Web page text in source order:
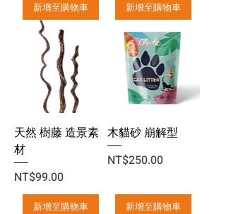
新增至購物車 新增至購物車
天然 樹藤 造景素
材
價格
NT$99.00
新增至購物車
木貓砂 崩解型
價格
NT$250.00
新增至購物車